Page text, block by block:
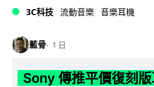
3C科技 流動音樂 音樂耳機
藍骨 1 日
Sony 傳推平價復刻